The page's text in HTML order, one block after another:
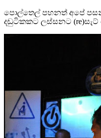
පොල්තෙල් පහනත් අපේ
දඬුටිකකට ලස්සනට (re)සැට්